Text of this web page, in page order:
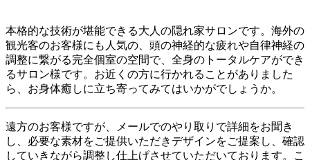
本格的な技術が堪能できる大人の隠れ家サロンです。海外の
観光客のお客様にも人気の、頭の神経的な疲れや自律神経の
調整に繋がる完全個室の空間で、全身のトータルケアができ
るサロン様です。お近くの方に行かれることがありました
ら、お身体癒しに立ち寄ってみてはいかがでしょうか。
遠方のお客様ですが、メールでのやり取りで詳細をお聞き
し、必要な素材をご提供いただきデザインをご提案し、確認
していきながら調整し仕上げさせていただいております。こ